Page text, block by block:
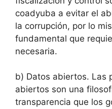
coadyuba a evitar el
la corrupción, por lo
fundamental que
necesaria.
b) Datos abiertos. Las
abiertos son una
transparencia que los